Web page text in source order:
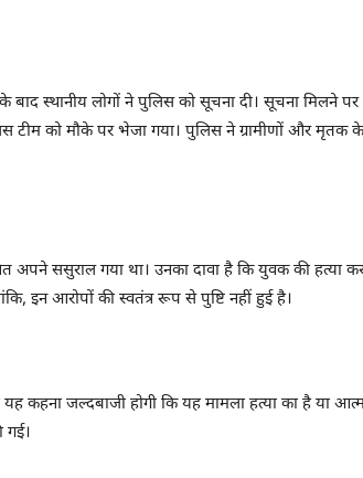
स्थानीय लोगों ने पुलिस को सूचना दी। सूचना मिलने पर
को मौके पर भेजा गया। पुलिस ने ग्रामीणों और मृतक
अपने ससुराल गया था। उनका दावा है कि युवक की हत्या
इन आरोपों की स्वतंत्र रूप से पुष्टि नहीं हुई है।
कहना जल्दबाजी होगी कि यह मामला हत्या का है या
गई।